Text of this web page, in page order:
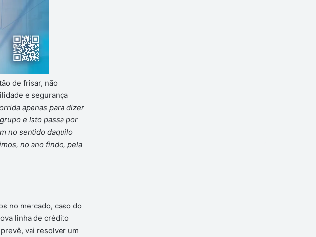
de frisar, não
e segurança
apenas para dizer
e isto passa por
no sentido daquilo
no ano findo, pela
no mercado, caso do
linha de crédito
vai resolver um